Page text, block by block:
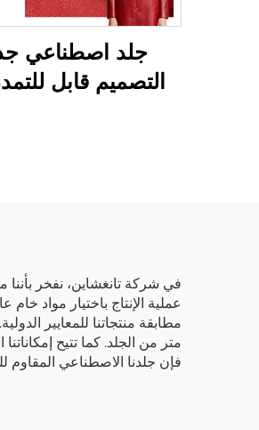
جلد اصطناعي
التصميم قابل
عملية الإنتاج باختيار مواد
متر من الجلد. كما تتيح
فإن جلدنا الاصطناعي المقاوم